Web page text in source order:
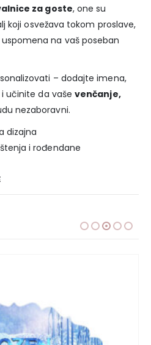
za goste, one su
koji osvežava tokom proslave,
na vaš poseban
– dodajte imena,
učinite da vaševenčanje,
nezaboravni.
dizajna
i rođendane